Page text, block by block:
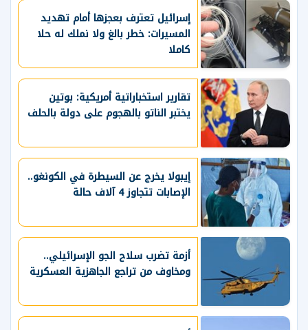
إسرائيل تعترف بعجزها أمام تهديد
المسيرات: خطر بالغ ولا نملك له حلا
كاملا
تقارير استخباراتية أمريكية: بوتين
يختبر الناتو بالهجوم على دولة بالحلف
إيبولا يخرج عن السيطرة في الكونغو..
الإصابات تتجاوز 4 آلاف حالة
أزمة تضرب سلاح الجو الإسرائيلي..
ومخاوف من تراجع الجاهزية العسكرية